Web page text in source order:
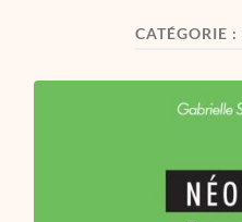
CATÉGORIE :